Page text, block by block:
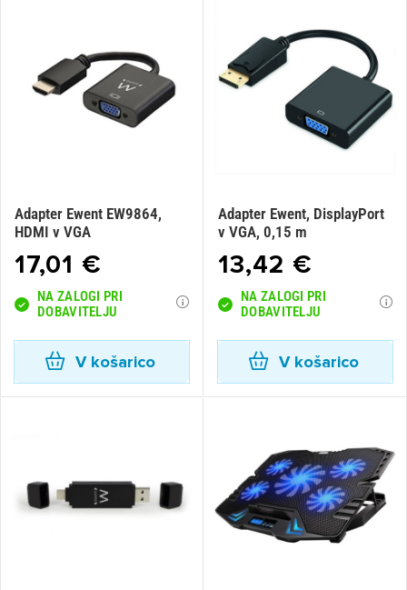
Adapter Ewent EW9864,
HDMI v VGA
17,01 €
NA ZALOGI PRI
DOBAVITELJU
V košarico
Adapter Ewent, DisplayPort
v VGA, 0,15 m
13,42 €
NA ZALOGI PRI
DOBAVITELJU
V košarico